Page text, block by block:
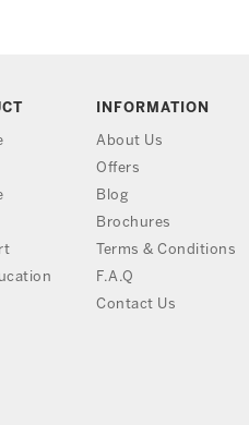
INFORMATION
About Us
Offers
Blog
Brochures
Terms & Conditions
F.A.Q
Contact Us